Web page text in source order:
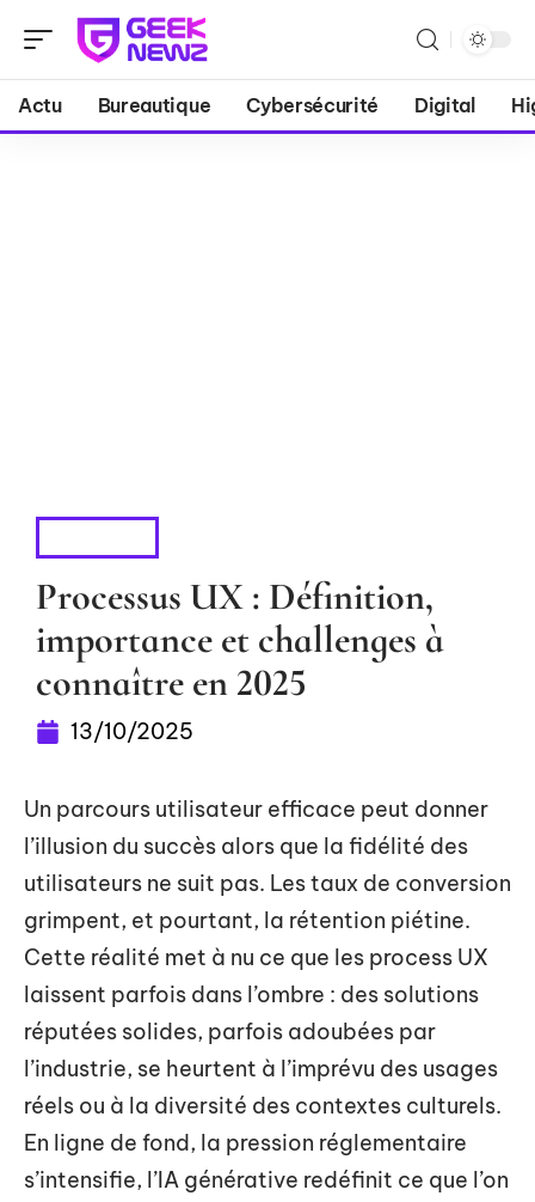
Actu Bureautique Cybersécurité Digital
Processus UX : Définition,
importance et challenges à
connaître en 2025
13/10/2025
Un parcours utilisateur efficace peut donner
l’illusion du succès alors que la fidélité des
utilisateurs ne suit pas. Les taux de conversion
grimpent, et pourtant, la rétention piétine.
Cette réalité met à nu ce que les process UX
laissent parfois dans l’ombre : des solutions
réputées solides, parfois adoubées par
l’industrie, se heurtent à l’imprévu des usages
réels ou à la diversité des contextes culturels.
En ligne de fond, la pression réglementaire
s’intensifie, l’IA générative redéfinit ce que l’on